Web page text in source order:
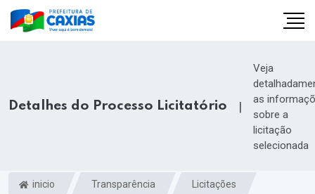
Detalhes do Processo Licitatório |
Veja
as
sobre a
licitação
selecionada
inicio Transparência Licitações